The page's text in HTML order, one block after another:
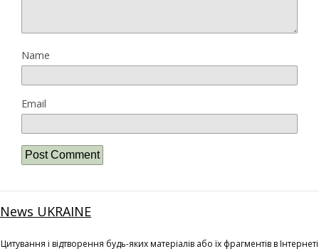
Name
Email
News UKRAINE
Цитування і відтворення будь-яких матеріалів або їх фрагментів в Інтернеті